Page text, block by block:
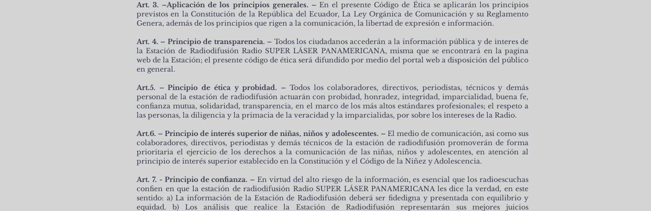
Art. 3. –Aplicación de los principios generales. –En el presente Código de Ética se aplicarán los principios
previstos en la Constitución de la República del Ecuador, La Ley Orgánica de Comunicación y su Reglamento
Genera, además de los principios que rigen a la comunicación, la libertad de expresión e información.
Art. 4. – Principio de transparencia. – Todos los ciudadanos accederán a la información pública y de interes de
la Estación de Radiodifusión Radio SUPER LÁSER PANAMERICANA, misma que se encontrará en la pagina
web de la Estación; el presente código de ética será difundido por medio del portal web a disposición del público
en general.
Art.5. – Pincipio de ética y probidad. – Todos los colaboradores, directivos, periodistas, técnicos y demás
personal de la estación de radiodifusión actuarán con probidad, honradez, integridad, imparcialidad, buena fe,
confianza mutua, solidaridad, transparencia, en el marco de los más altos estándares profesionales; el respeto a
las personas, la diligencia y la primacia de la veracidad y la imparcialidas, por sobre los intereses de la Radio.
Art.6. – Principio de interés superior de niñas, niños y adolescentes. –El medio de comunicación, asi como sus
colaboradores, directivos, periodistas y demás técnicos de la estación de radiodifusión promoverán de forma
prioritaria el ejercicio de los derechos a la comunicación de las niñas, niños y adolescentes, en atención al
principio de interés superior establecido en la Constitución y el Código de la Niñez y Adolescencia.
Art. 7. - Principio de confianza. – En virtud del alto riesgo de la información, es esencial que los radioescuchas
confien en que la estación de radiodifusión Radio SUPER LÁSER PANAMERICANA les dice la verdad, en este
sentido: a) La información de la Estación de Radiodifusión deberá ser fidedigna y presentada con equilibrio y
equidad. b) Los análisis que realice la Estación de Radiodifusión representarán sus mejores juicios